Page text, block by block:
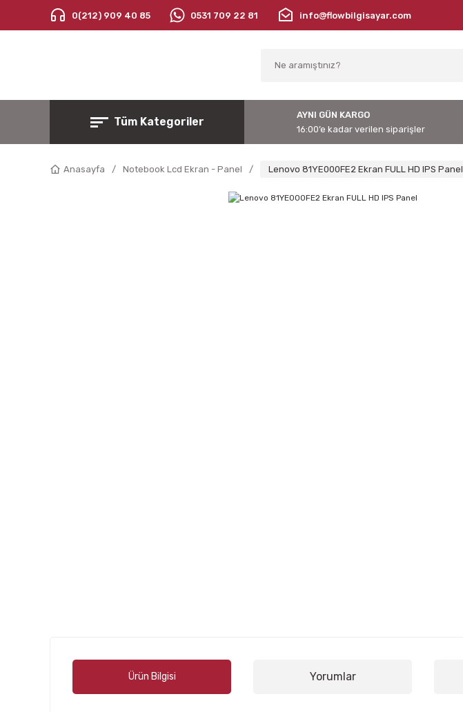
0(212) 909 40 85 0531 709 22 81 info@flowbilgisayar.com
Tüm Kategoriler
AYNI GÜN KARGO
16:00’e kadar verilen siparişler
Anasayfa Notebook Lcd Ekran - Panel Lenovo 81YE000FE2 Ekran FULL HD IPS Panel
Ürün Bilgisi Yorumlar